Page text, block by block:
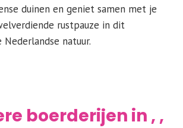
duinen en geniet samen met je
rustpauze in dit
natuur.
boerderijen in , ,